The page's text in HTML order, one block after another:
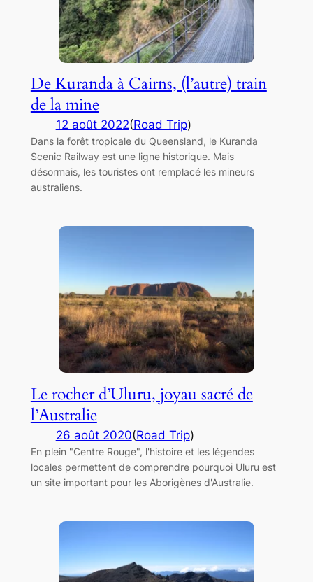
De Kuranda à Cairns, (l’autre) train
de la mine
12 août 2022(Road Trip)
Dans la forêt tropicale du Queensland, le Kuranda
Scenic Railway est une ligne historique. Mais
désormais, les touristes ont remplacé les mineurs
australiens.
Le rocher d’Uluru, joyau sacré de
l’Australie
26 août 2020(Road Trip)
En plein "Centre Rouge", l'histoire et les légendes
locales permettent de comprendre pourquoi Uluru est
un site important pour les Aborigènes d'Australie.